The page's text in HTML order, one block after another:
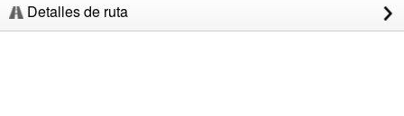
Detalles de ruta